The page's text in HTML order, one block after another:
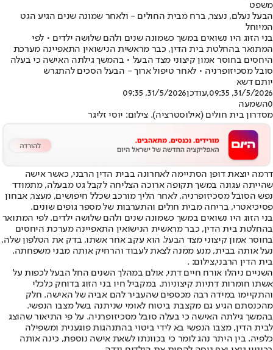
משפט
הבעל נעלם, נעצר, ברח מבית החולים - ולאחר שמונה שנים הגיע הגט
המיוחל
בני הזוג היו נשואים במשך כשמונה שנים ולהם שלושה ילדים • לפי
המתואר בהחלטת בית הדין, כבר מראשית הנישואין התאפיינה מערכת
היחסים בחוסר אמון קיצוני מצד הבעל • בהמשך גילתה האישה כי בעלה
סובל מסכיזופרניה • לאחר טיפול ארוך - הבעל הסכים להתגרש
יותם דשא
31/5/2026, 09:35
,עודכן31/5/2026, 09:35
0השמעה
מסדרון בית חולים (אילוסטרציה). צילום: יוסי זליגר
דרמה יוצאת דופן הסתיימה לאחרונה בבית הדין הרבני, כאשר אישה
שהייתה עגונה במשך תקופה ארוכה הצליחה לקבל גט מבעלה, מתמודד
נפש הסובל מסכיזופרניה, לאחר הליך מורכב שכלל חיפושים, מעצר, אבחון
פסיכיאטרי, בריחה מבית חולים והתערבות של מספר גופים שונים.
בני הזוג היו נשואים במשך כשמונה שנים ולהם שלושה ילדים. לפי המתואר
בהחלטת בית הדין, כבר מראשית הנישואין התאפיינה מערכת היחסים
בחוסר אמון קיצוני מצד הבעל. הוא עקב אחר אשתו, בדק את הטלפון שלה,
נעל אותה בבית, מנע ממנה לצאת לעבוד והרחיק אותה מבני משפחתה.
בית הדין הרבני,צילום: .
השניים ניהלו אורח חיים דתי, אולם במהלך השנים החל הבעל לכפות על
אשתו חומרות דתיות קיצוניות. במקביל חיו בני הזוג בדוחק כלכלי
והתקיימו במידה רבה מכספים שהעביר להם אביה של האישה. חלק
מהכנסתם הגיע גם מקצבת ביטוח לאומי שניתנה בשל מצבו הנפשי.
בהמשך גילתה האישה כי בעלה סובל מסכיזופרניה. על פי התיאור שהוצג
לבית הדין, מצבו הנפשי בא לידי ביטוי בהתנהגות פוגענית ומשפילה
כלפיה. בין היתר נהג לומר כי בכוונתו לשאת אישה נוספת, כינה אותה